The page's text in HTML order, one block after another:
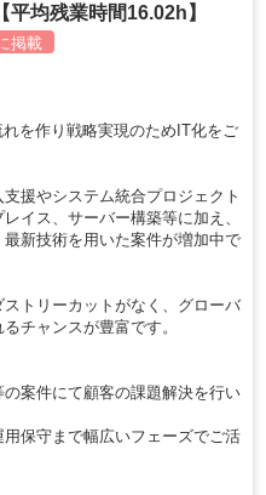
平均残業時間16.02h】
掲載
を作り戦略実現のためIT化をご
援やシステム統合プロジェクト
イス、サーバー構築等に加え、
新技術を用いた案件が増加中で
トリーカットがなく、グローバ
チャンスが豊富です。
案件にて顧客の課題解決を行い
保守まで幅広いフェーズでご活